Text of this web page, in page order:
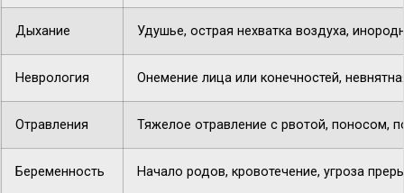
Дыхание Удушье, острая нехватка воздуха,
Неврология Онемение лица или конечностей,
Отравления Тяжелое отравление с рвотой, поносом,
Беременность Начало родов, кровотечение, угроза